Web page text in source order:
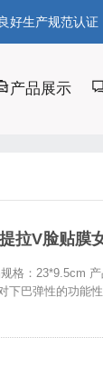
好生产规范认
产品展示
拉V脸贴膜
格：23*9.5cm
下巴弹性的功能